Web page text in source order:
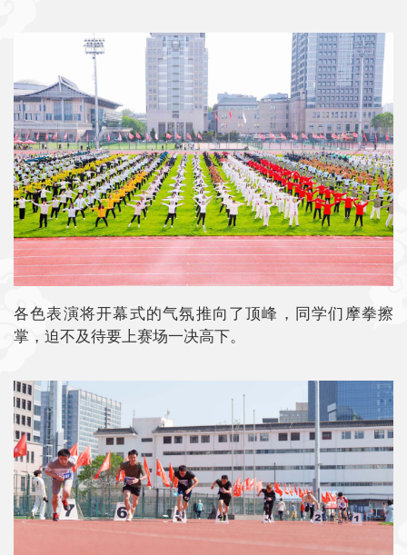
各色表演将开幕式的气氛推向了顶峰，同学们摩拳擦
掌，迫不及待要上赛场一决高下。